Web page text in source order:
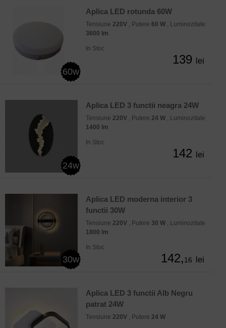
60w
Aplica LED rotunda 60W
Tensiune 220V , Putere 60 W , Luminozitate
3600 lm
In Stoc
139 lei
24w
Aplica LED 3 functii neagra 24W
Tensiune 220V , Putere 24 W , Luminozitate
1400 lm
In Stoc
142 lei
30w
Aplica LED moderna interior 3
functii 30W
Tensiune 220V , Putere 30 W , Luminozitate
1800 lm
In Stoc
142,16 lei
Aplica LED 3 functii Alb Negru
patrat 24W
Tensiune 220V , Putere 24 W